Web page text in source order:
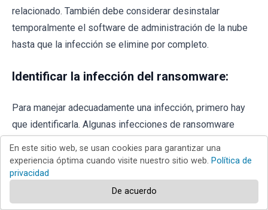
relacionado. También debe considerar desinstalar
temporalmente el software de administración de la nube
hasta que la infección se elimine por completo.
Identificar la infección del ransomware:
Para manejar adecuadamente una infección, primero hay
que identificarla. Algunas infecciones de ransomware
introducción (vea el archivo de texto del ransomware
WALDO a continuación).
En este sitio web, se usan cookies para garantizar una
experiencia óptima cuando visite nuestro sitio web. Política de
privacidad
De acuerdo